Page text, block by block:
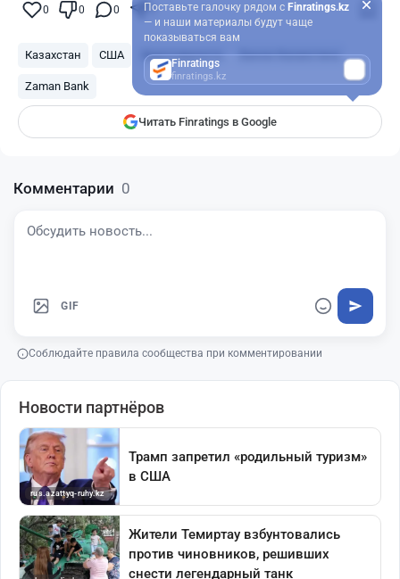
0 0 0 0
Казахстан США Криптовалюта Банки Казахстана
Zaman Bank
Читать Finratings в Google
Поставьте галочку рядом с Finratings.kz
— и наши материалы будут чаще
показываться вам
Finratings
finratings.kz
Комментарии 0
GIF
Соблюдайте правила сообщества при комментировании